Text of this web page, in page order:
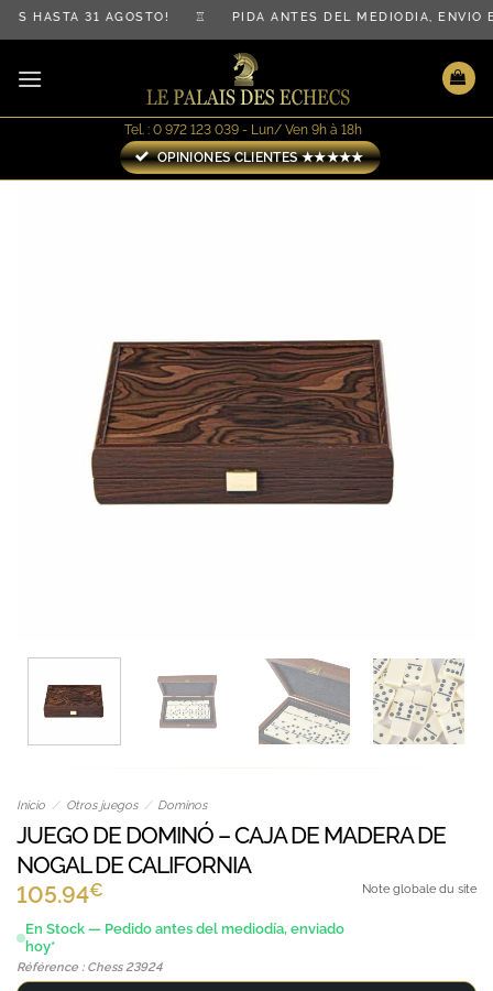
Saltar
al
contenido
HASTA 31 AGOSTO! ♖ PIDA ANTES DEL MEDIODÍA,
Tel. : 0 972 123 039 - Lun/ Ven 9h à 18h
OPINIONES CLIENTES ★★★★★
Inicio / Otros juegos / Dominos
JUEGO DE DOMINÓ – CAJA DE MADERA DE
NOGAL DE CALIFORNIA
105.94€
En Stock — Pedido antes del mediodía, enviado
hoy*
Référence : Chess 23924
Note globale du site